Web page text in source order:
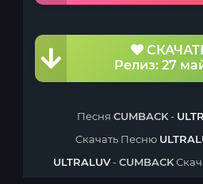
Релиз: 27
Песня CUMBACK-
Скачать Песню
ULTRALUV-CUMBACK